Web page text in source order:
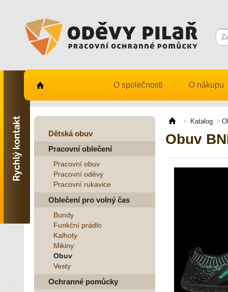
O společnosti O nákupu
Dětská obuv
Pracovní oblečení
Pracovní obuv
Pracovní oděvy
Pracovní rukavice
Oblečení pro volný čas
Bundy
Funkční prádlo
Kalhoty
Mikiny
Obuv
Vesty
Ochranné pomůcky
Katalog
Obuv
Kontaktujte nás
731 482 530
info@odevy-pilar.cz
Provozovna:
Hradec Králové
Provozovna:
Hradec Králové